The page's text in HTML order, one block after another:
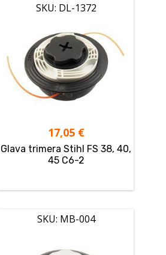
SKU: DL-1372
17,05 €
Glava trimera Stihl FS 38, 40,
45 C6-2
SKU: MB-004